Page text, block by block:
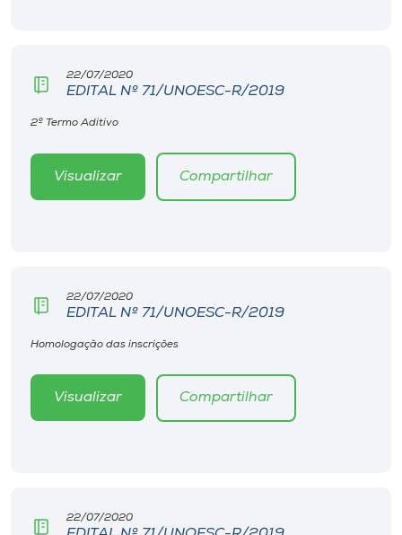
22/07/2020
EDITAL Nº 71/UNOESC-R/2019
2º Termo Aditivo
Visualizar Compartilhar
22/07/2020
EDITAL Nº 71/UNOESC-R/2019
Homologação das inscrições
Visualizar Compartilhar
22/07/2020